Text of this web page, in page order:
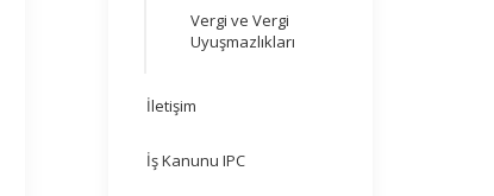
Vergi ve Vergi
Uyuşmazlıkları
İletişim
İş Kanunu IPC